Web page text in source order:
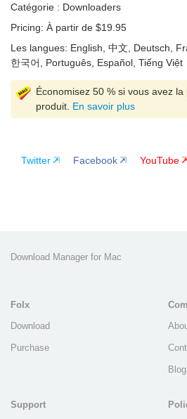
Catégorie : Downloaders
Pricing: À partir de $19.95
Les langues: English, 中文, Deutsch,
한국어, Português, Español, Tiếng Việt
Économisez 50 % si vous avez
produit. En savoir plus
Twitter Facebook YouTube
Download Manager for Mac
Folx
Download
Purchase
Blog
Support